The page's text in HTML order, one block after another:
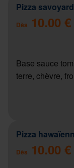
Pizza
Dès 10.00 €
Base sauce
terre, chèvre,
Pizza
Dès 10.00 €